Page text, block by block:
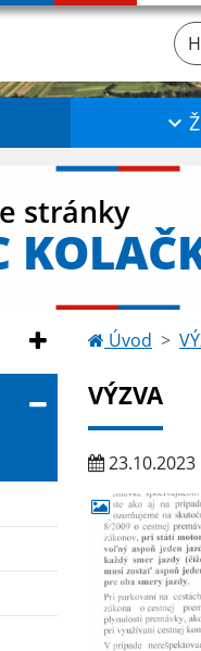
stránky
Úvod
VÝZVA
23.10.2023